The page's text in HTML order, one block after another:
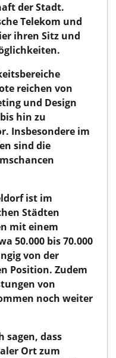
der Stadt.
Telekom und
ihren Sitz und
reichen von
und Design
hin zu
Insbesondere im
sind die
ist im
Städten
mit einem
50.000 bis 70.000
von der
Position. Zudem
von
noch weiter
sagen, dass
Ort zum